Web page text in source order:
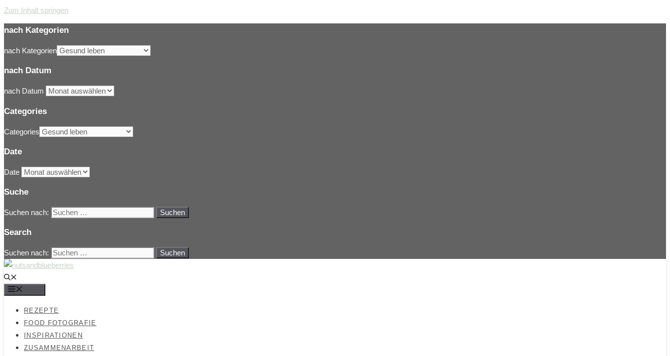
Zum Inhalt springen
nach Kategorien
nach Kategorien
nach Datum
nach Datum
Categories
Categories
Date
Date
Suche
Suchen nach:
Search
Suchen nach:
REZEPTE
FOOD FOTOGRAFIE
INSPIRATIONEN
ZUSAMMENARBEIT